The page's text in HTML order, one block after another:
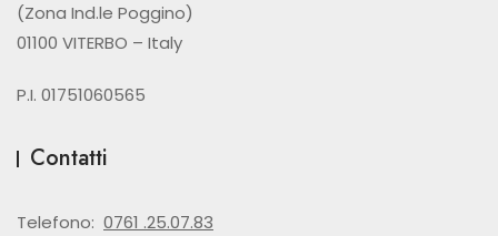
(Zona Ind.le Poggino)
01100 VITERBO – Italy
P.I. 01751060565
Contatti
Telefono: 0761 .25.07.83